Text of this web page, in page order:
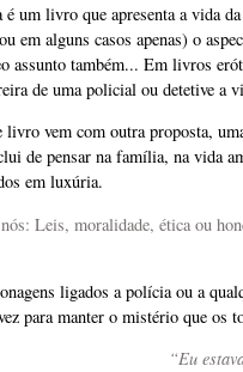
é um livro que apresenta a vida
em alguns casos apenas) o
assunto também... Em livros
de uma policial ou detetive a
livro vem com outra proposta,
de pensar na família, na vida
em luxúria.
Leis, moralidade, ética ou
ligados a polícia ou a
para manter o mistério que os
“Eu